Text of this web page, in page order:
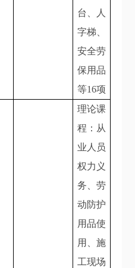
台、人
字梯、
安全劳
保用品
等16项
理论课
程：从
业人员
权力义
务、劳
动防护
用品使
用、施
工现场